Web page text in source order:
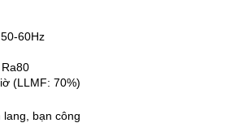
60Hz
(LLMF: 70%)
bạn công